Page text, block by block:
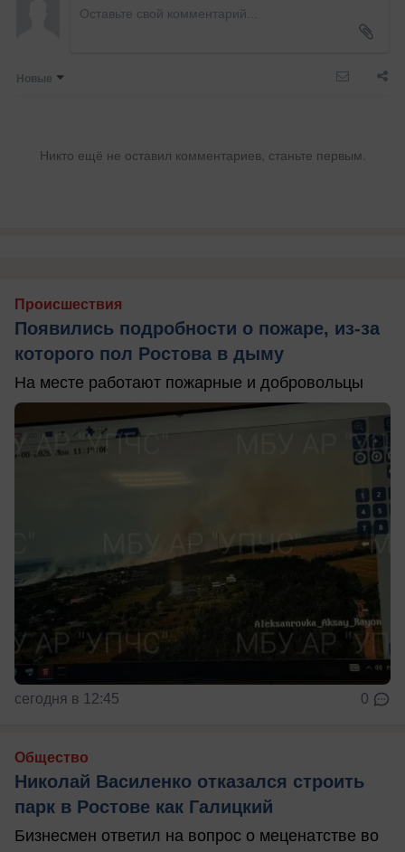
Новые
Никто ещё не оставил комментариев, станьте первым.
Происшествия
Появились подробности о пожаре, из-за
которого пол Ростова в дыму
На месте работают пожарные и добровольцы
сегодня в 12:45 0
Общество
Николай Василенко отказался строить
парк в Ростове как Галицкий
Бизнесмен ответил на вопрос о меценатстве во